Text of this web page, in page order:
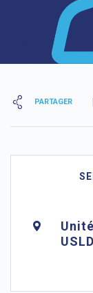
PARTAGER
USLD